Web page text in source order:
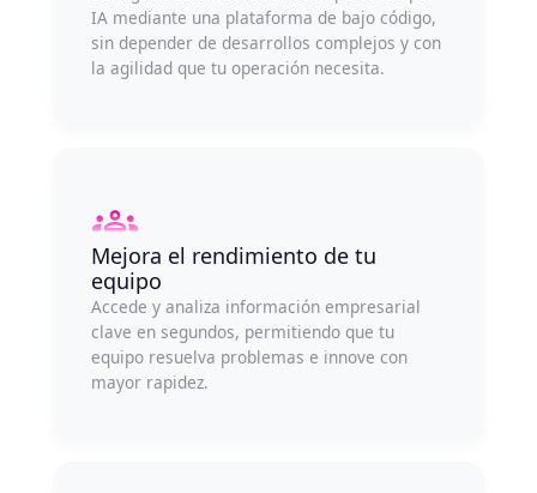
IA mediante una plataforma de bajo código,
sin depender de desarrollos complejos y con
la agilidad que tu operación necesita.
Mejora el rendimiento de tu
equipo
Accede y analiza información empresarial
clave en segundos, permitiendo que tu
equipo resuelva problemas e innove con
mayor rapidez.